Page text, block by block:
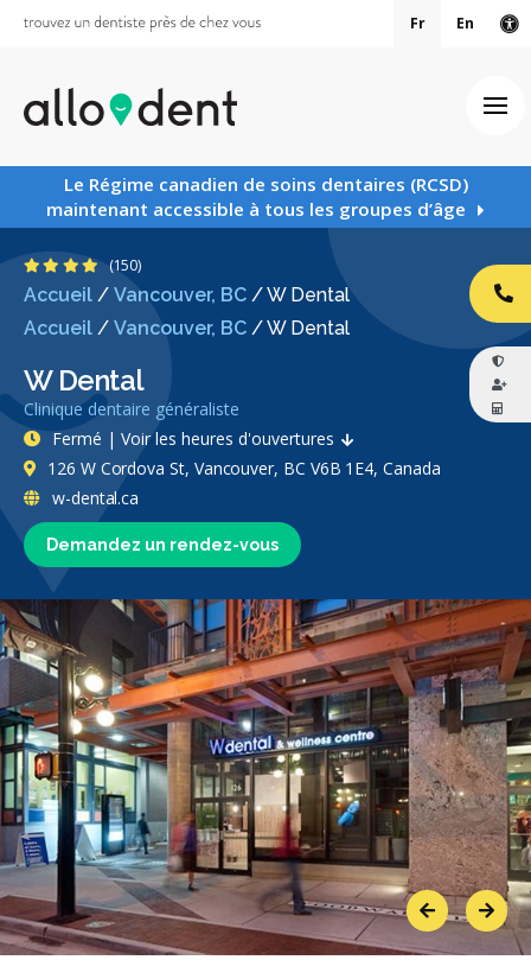
Fr En
Le Régime canadien de soins dentaires (RCSD)
maintenant accessible à tous les groupes d’âge
Accueil / Vancouver, BC /W Dental
Accueil / Vancouver, BC /W Dental
W Dental
Clinique dentaire généraliste
4.3 étoiles
(150)
Demandez un rendez-vous
Fermé | Voir les heures d'ouvertures
126 W Cordova St, Vancouver, BC V6B 1E4, Canada
w-dental.ca
PreviousNext